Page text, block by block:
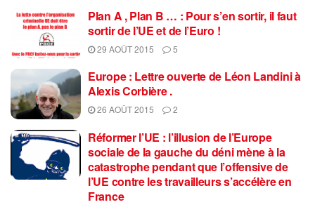
Plan A , Plan B … : Pour s’en sortir, il faut
sortir de l’UE et de l’Euro !
29 AOÛT 2015 5
Europe : Lettre ouverte de Léon Landini à
Alexis Corbière .
26 AOÛT 2015 2
Réformer l’UE : l’illusion de l’Europe
sociale de la gauche du déni mène à la
catastrophe pendant que l’offensive de
l’UE contre les travailleurs s’accélère en
France